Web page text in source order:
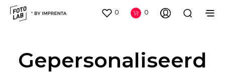
0 0
Gepersonaliseerd